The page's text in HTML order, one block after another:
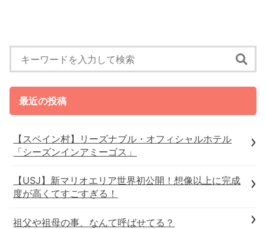
最近の投稿
【スペイン村】リーズナブル・オフィシャルホテル
「シーズンインアミーゴス」
【USJ】新マリオエリア世界初公開！想像以上に完成
度が高くてすごすぎる！
祖父や祖母の事、なんて呼ばせてる？